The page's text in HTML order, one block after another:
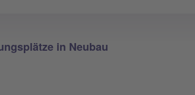
in Neubau